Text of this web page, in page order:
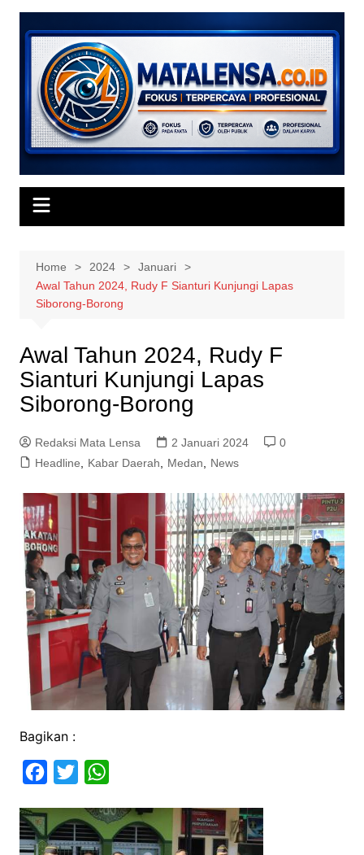
Skip
content
Home 2024
Januari
Awal Tahun 2024, Rudy F Sianturi Kunjungi Lapas
Siborong-Borong
Awal Tahun 2024, Rudy F
Sianturi Kunjungi Lapas
Siborong-Borong
Redaksi Mata Lensa 2 Januari 2024
0
Headline
Kabar Daerah Medan News
Bagikan :
e
i
t
a
t